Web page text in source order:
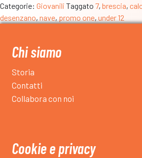
6-
2
Categorie: Giovanili Taggato 7, brescia,
desenzano, nave, promo one, under 12
Chi siamo
Storia
Contatti
Collabora con noi
Cookie e privacy